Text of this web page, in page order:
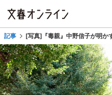
記事 [写真]『毒親』中野信子が明か